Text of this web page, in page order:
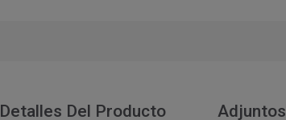
Detalles Del Producto Adjuntos